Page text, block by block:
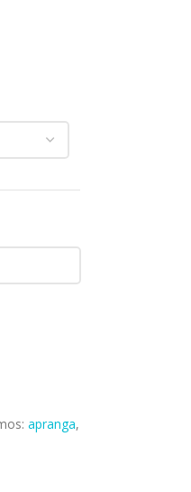
apranga,